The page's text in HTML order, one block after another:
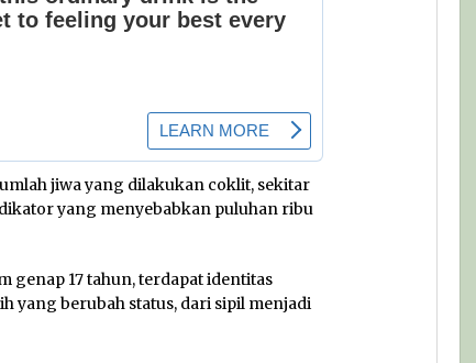
jiwa yang dilakukan coklit, sekitar
yang menyebabkan puluhan ribu
genap 17 tahun, terdapat identitas
yang berubah status, dari sipil menjadi